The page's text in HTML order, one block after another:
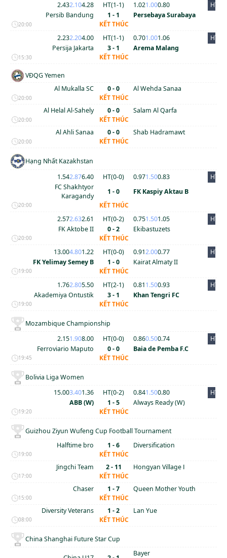
2.432.104.28 HT(1-1) 1.021.000.80
HT
Persib Bandung
1 - 1 Persebaya Surabaya
20:00
KẾT THÚC
2.232.204.00 HT(1-1) 0.701.001.06
HT
Persija Jakarta
3 - 1 Arema Malang
15:30 KẾT THÚC
VĐQG Yemen
Al Mukalla SC
0 - 0 Al Wehda Sanaa
20:00
KẾT THÚC
Al Helal Al-Sahely
0 - 0 Salam Al Qarfa
20:00
KẾT THÚC
Al Ahli Sanaa
0 - 0 Shab Hadramawt
20:00 KẾT THÚC
Hạng Nhất Kazakhstan
1.542.876.40 HT(0-0) 0.971.500.83
HT
FC Shakhtyor
Karagandy
1 - 0 FK Kaspiy Aktau B
20:00
KẾT THÚC
2.572.632.61 HT(0-2) 0.751.501.05
HT
FK Aktobe II
0 - 2 Ekibastuzets
20:00
KẾT THÚC
13.004.801.22 HT(0-0) 0.912.000.77
HT
FK Yelimay Semey B
1 - 0 Kairat Almaty II
19:00
KẾT THÚC
1.762.805.50 HT(2-1) 0.811.500.93
HT
Akademiya Ontustik
3 - 1 Khan Tengri FC
19:00 KẾT THÚC
Mozambique Championship
2.151.908.00 HT(0-0) 0.860.500.74
HT
Ferroviario Maputo
0 - 0 Baia de Pemba F.C
19:45 KẾT THÚC
Bolivia Liga Women
15.003.401.36 HT(0-2) 0.841.500.80
HT
ABB (W)
1 - 5 Always Ready (W)
19:20 KẾT THÚC
Guizhou Ziyun Wufeng Cup Football Tournament
Halftime bro
1 - 6 Diversification
19:00
KẾT THÚC
Jingchi Team
2 - 11 Hongyan Village Ⅰ
17:00
KẾT THÚC
Chaser
1 - 7 Queen Mother Youth
15:00
KẾT THÚC
Diversity Veterans
1 - 2 Lan Yue
08:00 KẾT THÚC
China Shanghai Future Star Cup
Bayer